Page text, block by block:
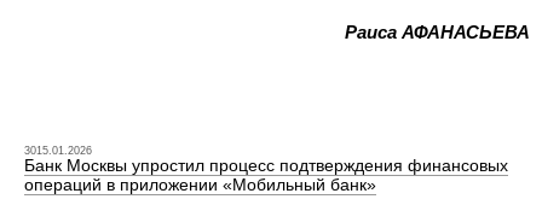
Раиса АФАНАСЬЕВА
3015.01.2026
Банк Москвы упростил процесс подтверждения финансовых
операций в приложении «Мобильный банк»